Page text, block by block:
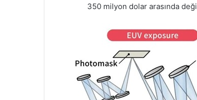
350 milyon dolar arasında